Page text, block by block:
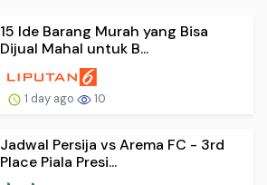
15 Ide Barang Murah yang Bisa
Dijual Mahal untuk B...
1 day ago 10
Jadwal Persija vs Arema FC - 3rd
Place Piala Presi...